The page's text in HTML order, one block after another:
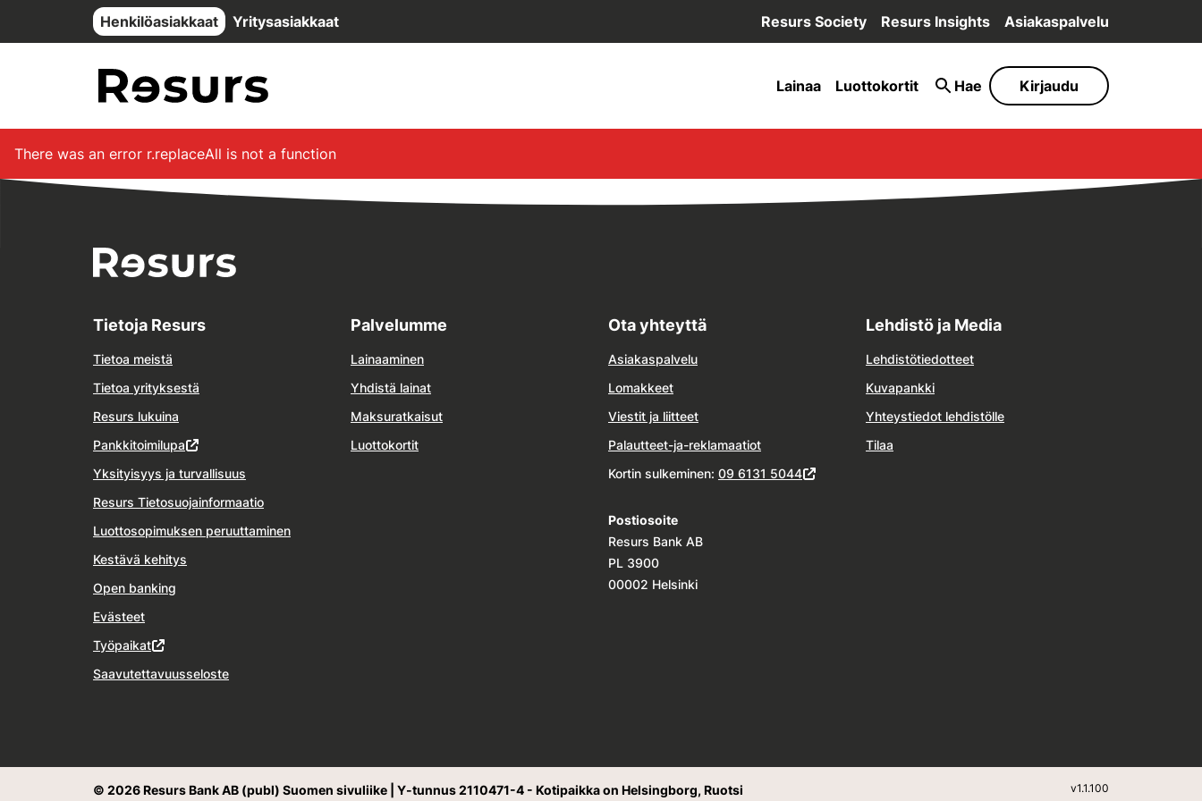
Siirry pääsisältöönHenkilöasiakkaat Yritysasiakkaat Resurs Society Resurs Insights Asiakaspalvelu
Lainaa Luottokortit Hae Kirjaudu
There was an error r.replaceAll is not a function
Tietoja Resurs
Tietoa meistä
Tietoa yrityksestä
Resurs lukuina
Pankkitoimilupa
Yksityisyys ja turvallisuus
Resurs Tietosuojainformaatio
Luottosopimuksen peruuttaminen
Kestävä kehitys
Open banking
Evästeet
Työpaikat
Saavutettavuusseloste
Palvelumme
Lainaaminen
Yhdistä lainat
Maksuratkaisut
Luottokortit
Ota yhteyttä
Asiakaspalvelu
Lomakkeet
Viestit ja liitteet
Palautteet-ja-reklamaatiot
Kortin sulkeminen: 09 6131 5044
Postiosoite
Resurs Bank AB
PL 3900
00002 Helsinki
Lehdistö ja Media
Lehdistötiedotteet
Kuvapankki
Yhteystiedot lehdistölle
Tilaa
© 2026 Resurs Bank AB (publ) Suomen sivuliike | Y-tunnus 2110471-4 - Kotipaikka on Helsingborg, Ruotsi v1.1.100